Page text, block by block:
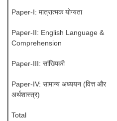
Paper-I: मात्रात्मक योग्यता
Paper-II: English Language &
Comprehension
Paper-III: सांख्यिकी
Paper-IV: सामान्य अध्ययन (वित्त और
अर्थशास्त्र)
Total